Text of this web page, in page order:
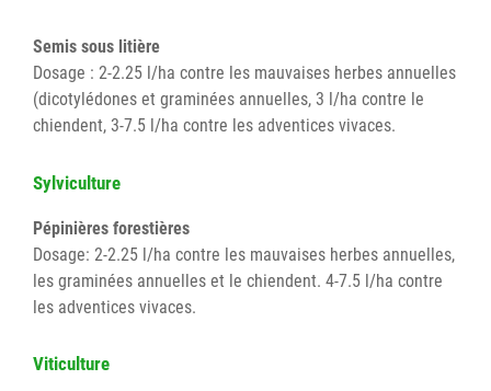
Semis sous litière
Dosage : 2-2.25 l/ha contre les mauvaises herbes annuelles
(dicotylédones et graminées annuelles, 3 l/ha contre le
chiendent, 3-7.5 l/ha contre les adventices vivaces.
Sylviculture
Pépinières forestières
Dosage: 2-2.25 l/ha contre les mauvaises herbes annuelles,
les graminées annuelles et le chiendent. 4-7.5 l/ha contre
les adventices vivaces.
Viticulture